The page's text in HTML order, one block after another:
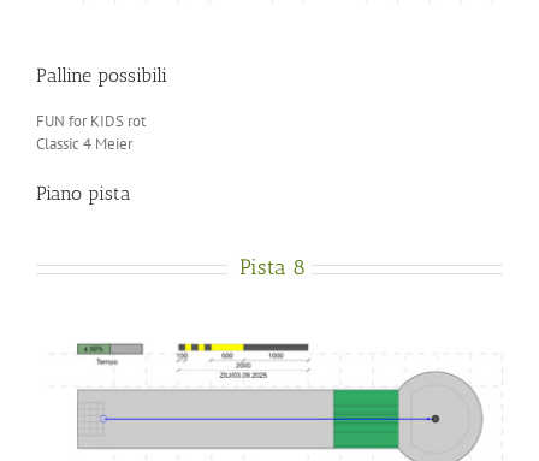
Palline possibili
FUN for KIDS rot
Classic 4 Meier
Piano pista
Pista 8